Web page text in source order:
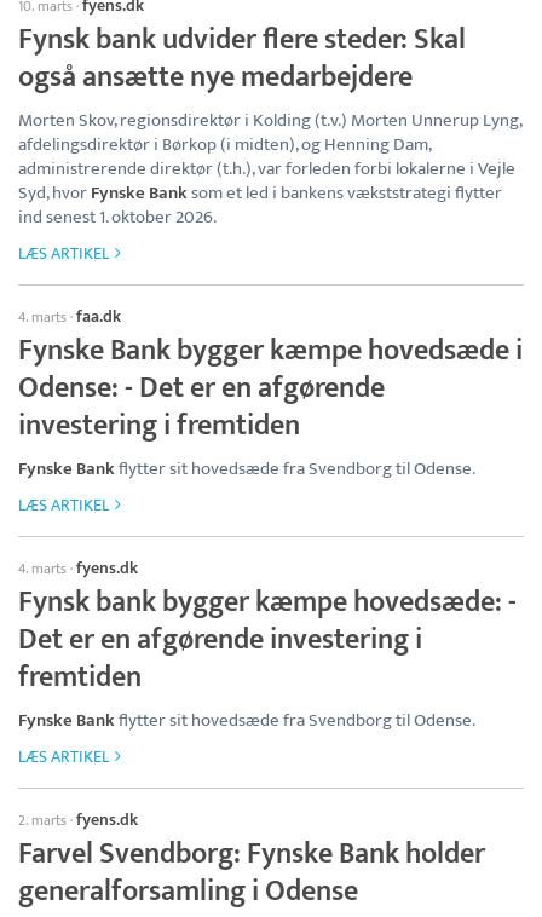
10. marts·
Fynsk bank udvider flere steder: Skal
også ansætte nye medarbejdere
Morten Skov, regionsdirektør i Kolding (t.v.) Morten Unnerup Lyng,
afdelingsdirektør i Børkop (i midten), og Henning Dam,
administrerende direktør (t.h.), var forleden forbi lokalerne i Vejle
Syd, hvorFynske Banksom et led i bankens vækststrategi flytter
ind senest 1. oktober 2026.
LÆS ARTIKEL
4. marts·faa.dk
Fynske Bank bygger kæmpe hovedsæde i
Odense: - Det er en afgørende
investering i fremtiden
Fynske Bankflytter sit hovedsæde fra Svendborg til Odense.
LÆS ARTIKEL
4. marts·fyens.dk
Fynsk bank bygger kæmpe hovedsæde: -
Det er en afgørende investering i
fremtiden
Fynske Bankflytter sit hovedsæde fra Svendborg til Odense.
LÆS ARTIKEL
2. marts·fyens.dk
Farvel Svendborg: Fynske Bank holder
generalforsamling i Odense